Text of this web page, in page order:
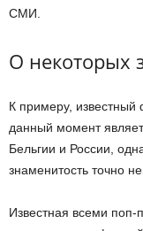
СМИ.
О некоторых
К примеру,
данный момент
Бельгии и России,
знаменитость точно
Известная всеми